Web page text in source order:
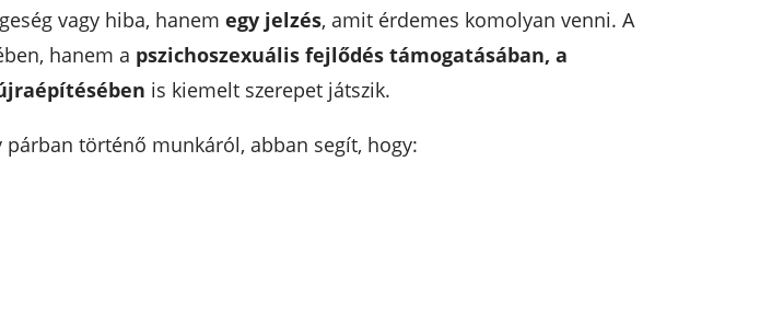
vagy hiba, hanem egy jelzés, amit érdemes komolyan venni. A
hanem a pszichoszexuális fejlődés támogatásában, a
is kiemelt szerepet játszik.
párban történő munkáról, abban segít, hogy: